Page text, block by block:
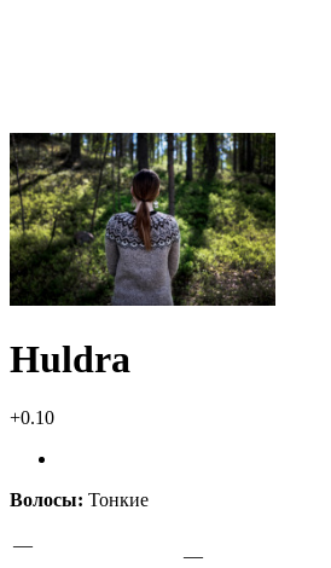
Huldra
+0.10
Волосы: Тонкие
—
—